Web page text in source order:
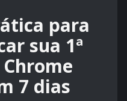
para
sua 1ª
7 dias